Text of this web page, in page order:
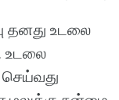
தனது உடலை
உடலை